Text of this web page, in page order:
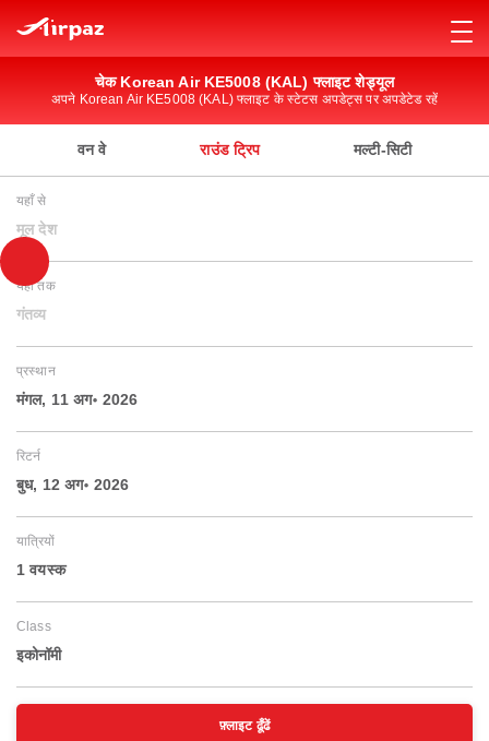
चेक Korean Air KE5008 (KAL) फ्लाइट शेड्यूल
अपने Korean Air KE5008 (KAL) फ्लाइट के स्टेटस अपडेट्स पर अपडेटेड रहें
वन वे राउंड ट्रिप मल्टी-सिटी
यहाँ से
मूल देश
यहाँ तक
गंतव्य
प्रस्थान
मंगल, 11 अग॰ 2026
रिटर्न
बुध, 12 अग॰ 2026
यात्रियों
1 वयस्‍क
Class
इकोनॉमी
फ़्लाइट ढूँढें